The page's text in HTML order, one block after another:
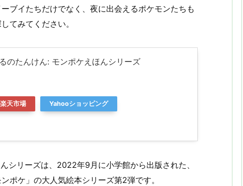
ブイたちだけでなく、夜に出会えるポケモンたちも
てみてください。
のたんけん: モンポケえほんシリーズ
楽天市場 Yahooショッピング
シリーズは、2022年9月に小学館から出版された、
ポケ」の大人気絵本シリーズ第2弾です。